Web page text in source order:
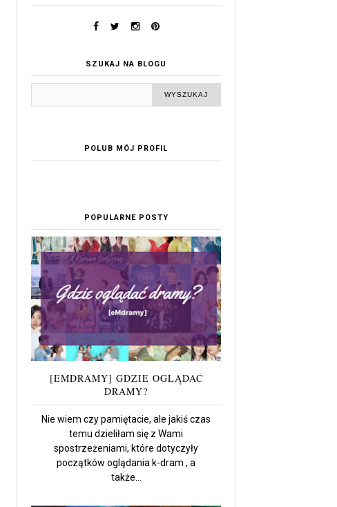
SZUKAJ NA BLOGU
POLUB MÓJ PROFIL
POPULARNE POSTY
[EMDRAMY] GDZIE OGLĄDAĆ
DRAMY?
Nie wiem czy pamiętacie, ale jakiś czas
temu dzieliłam się z Wami
spostrzeżeniami, które dotyczyły
początków oglądania k-dram , a
także...